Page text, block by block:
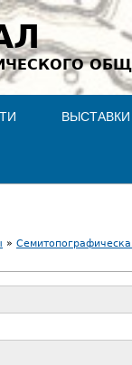
ВЫСТАВКИ
»